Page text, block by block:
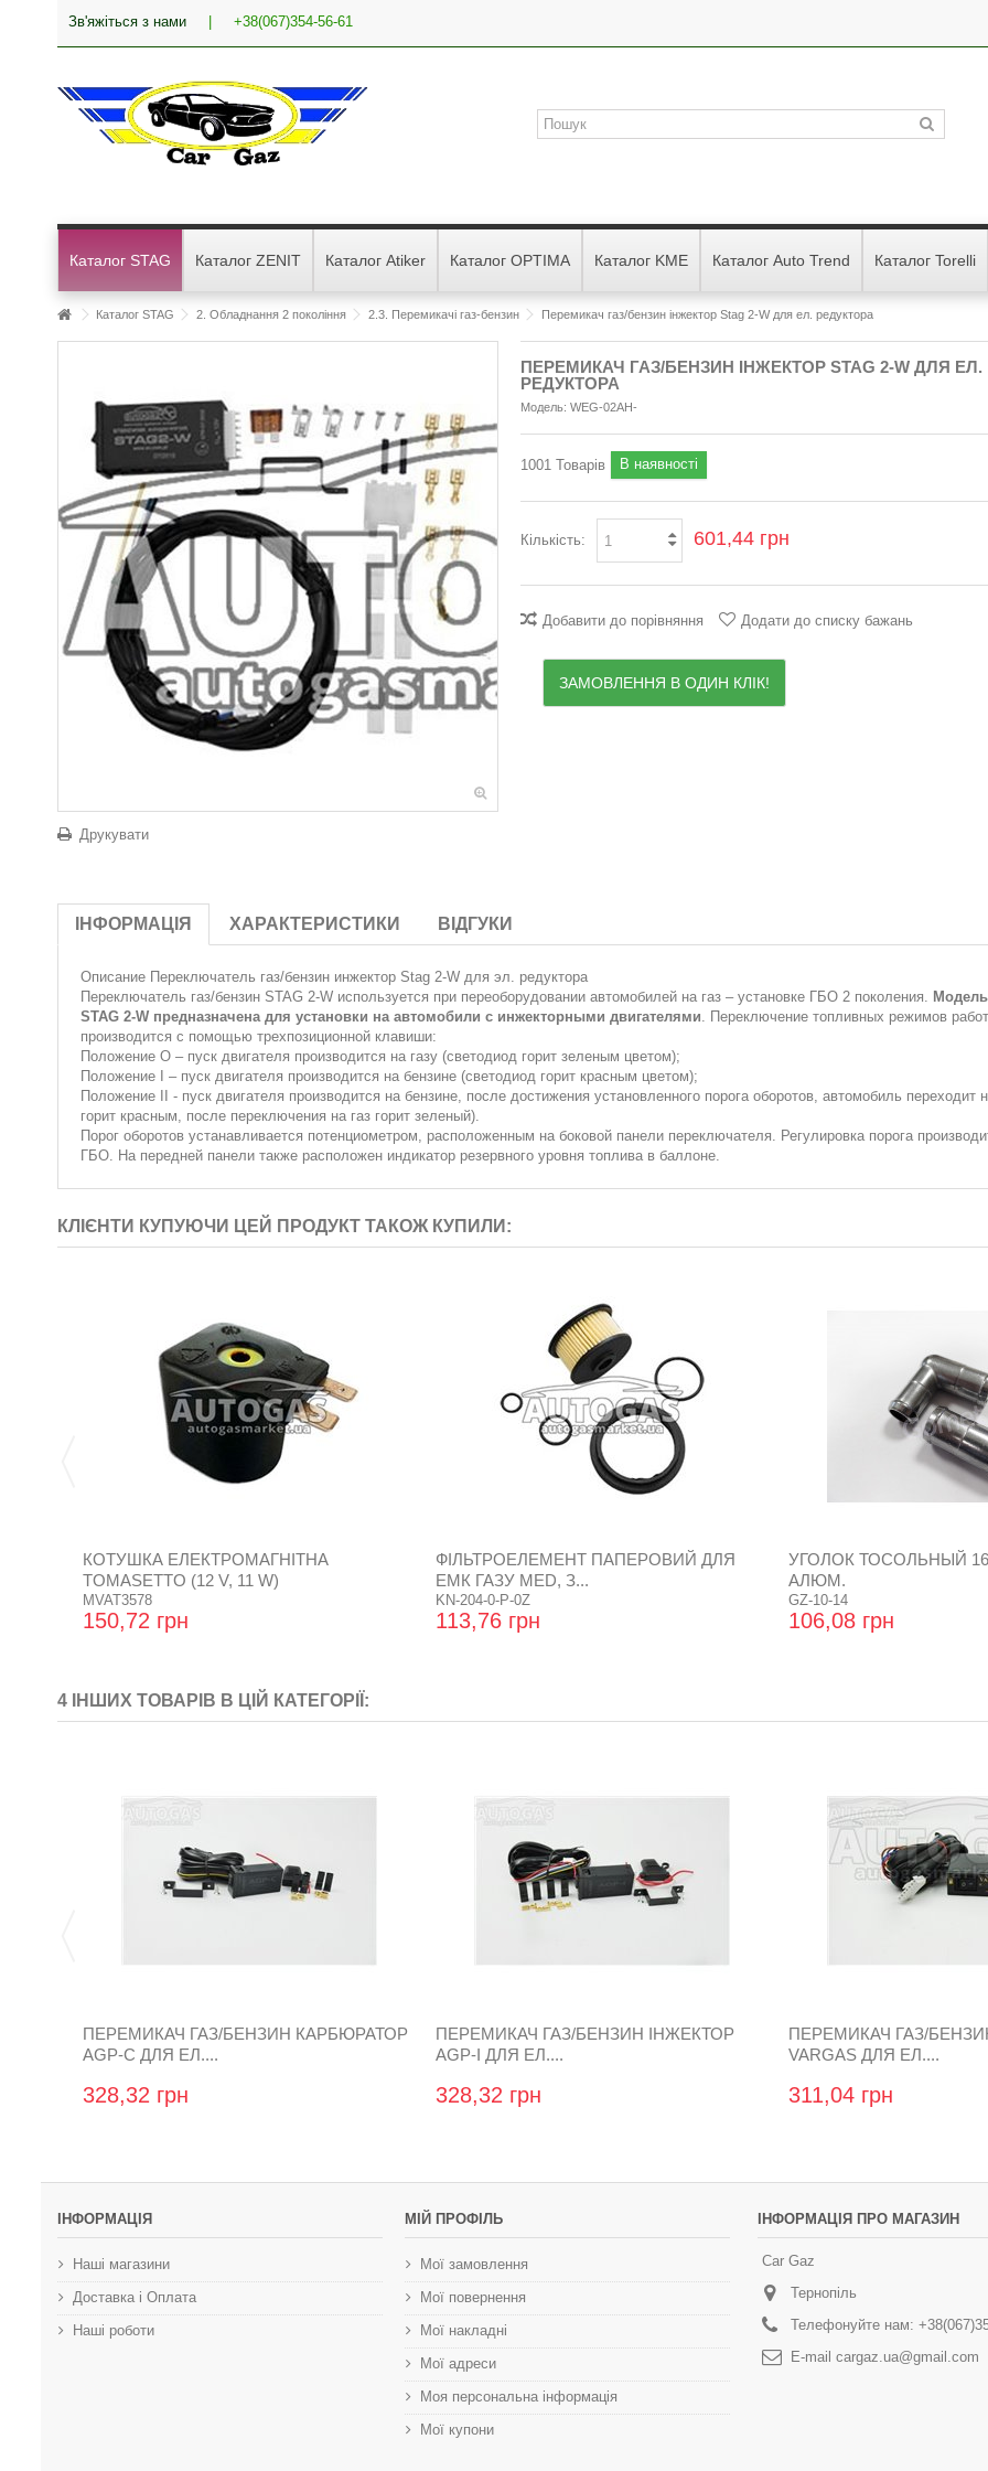
Зв'яжіться з нами +38(067)354-56-61
Каталог STAG Каталог ZENIT Каталог Atiker Каталог OPTIMA Каталог KME Каталог Auto Trend Каталог Torelli
Каталог STAG 2. Обладнання 2 покоління 2.3. Перемикачі газ-бензин Перемикач газ/бензин інжектор Stag 2-W для ел. редуктора
Друкувати
ПЕРЕМИКАЧ ГАЗ/БЕНЗИН ІНЖЕКТОР STAG 2-W ДЛЯ ЕЛ.
РЕДУКТОРА
Модель: WEG-02AH-
1001 Товарів В наявності
Кількість: 601,44 грн
Добавити до порівняння Додати до списку бажань
ЗАМОВЛЕННЯ В ОДИН КЛІК!
ІНФОРМАЦІЯ ХАРАКТЕРИСТИКИ ВІДГУКИ
Описание Переключатель газ/бензин инжектор Stag 2-W для эл. редуктора
Переключатель газ/бензин STAG 2-W используется при переоборудовании автомобилей на газ – установке ГБО 2 поколения.
STAG 2-W предназначена для установки на автомобили с инжекторными двигателями. Переключение топливных режимов
производится с помощью трехпозиционной клавиши:
Положение О – пуск двигателя производится на газу (светодиод горит зеленым цветом);
Положение I – пуск двигателя производится на бензине (светодиод горит красным цветом);
Положение II - пуск двигателя производится на бензине, после достижения установленного порога оборотов, автомобиль переходит
горит красным, после переключения на газ горит зеленый).
Порог оборотов устанавливается потенциометром, расположенным на боковой панели переключателя. Регулировка порога
ГБО. На передней панели также расположен индикатор резервного уровня топлива в баллоне.
КЛІЄНТИ КУПУЮЧИ ЦЕЙ ПРОДУКТ ТАКОЖ КУПИЛИ:
КОТУШКА ЕЛЕКТРОМАГНІТНА
TOMASETTO (12 V, 11 W)
MVAT3578
150,72 грн
ФІЛЬТРОЕЛЕМЕНТ ПАПЕРОВИЙ ДЛЯ
ЕМК ГАЗУ MED, З...
KN-204-0-P-0Z
113,76 грн
УГОЛОК ТОСОЛЬНЫЙ
АЛЮМ.
GZ-10-14
106,08 грн
4 ІНШИХ ТОВАРІВ В ЦІЙ КАТЕГОРІЇ:
ПЕРЕМИКАЧ ГАЗ/БЕНЗИН КАРБЮРАТОР
AGP-C ДЛЯ ЕЛ....
328,32 грн
ПЕРЕМИКАЧ ГАЗ/БЕНЗИН ІНЖЕКТОР
AGP-I ДЛЯ ЕЛ....
328,32 грн
ПЕРЕМИКАЧ ГАЗ/
VARGAS ДЛЯ ЕЛ....
311,04 грн
ІНФОРМАЦІЯ
Наші магазини
Доставка і Оплата
Наші роботи
МІЙ ПРОФІЛЬ
Мої замовлення
Мої повернення
Мої накладні
Мої адреси
Моя персональна інформація
Мої купони
ІНФОРМАЦІЯ ПРО МАГАЗИН
Car Gaz
Тернопіль
Телефонуйте нам:
E-maіl cargaz.ua@gmail.com